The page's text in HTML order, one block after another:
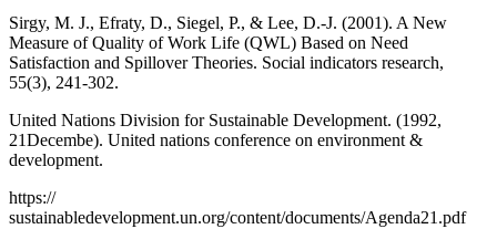
Sirgy, M. J., Efraty, D., Siegel, P., & Lee, D.-J. (2001). A New
Measure of Quality of Work Life (QWL) Based on Need
Satisfaction and Spillover Theories. Social indicators research,
55(3), 241-302.
United Nations Division for Sustainable Development. (1992,
21Decembe). United nations conference on environment &
development.
https://
sustainabledevelopment.un.org/content/documents/Agenda21.pdf